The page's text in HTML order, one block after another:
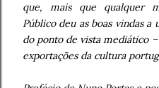
que, mais que qualquer
Público deu as boas vindas
do ponto de vista mediático
exportações da cultura